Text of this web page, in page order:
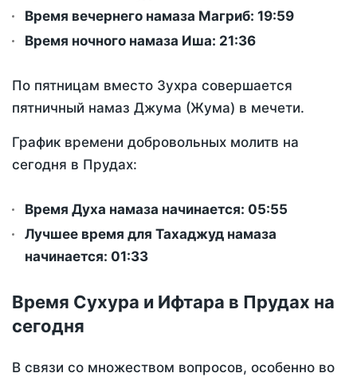
Время вечернего намаза Магриб: 19:59
Время ночного намаза Иша: 21:36
По пятницам вместо Зухра совершается
пятничный намаз Джума (Жума) в мечети.
График времени добровольных молитв на
сегодня в Прудах:
Время Духа намаза начинается: 05:55
Лучшее время для Тахаджуд намаза
начинается: 01:33
Время Сухура и Ифтара в Прудах на
сегодня
В связи со множеством вопросов, особенно во